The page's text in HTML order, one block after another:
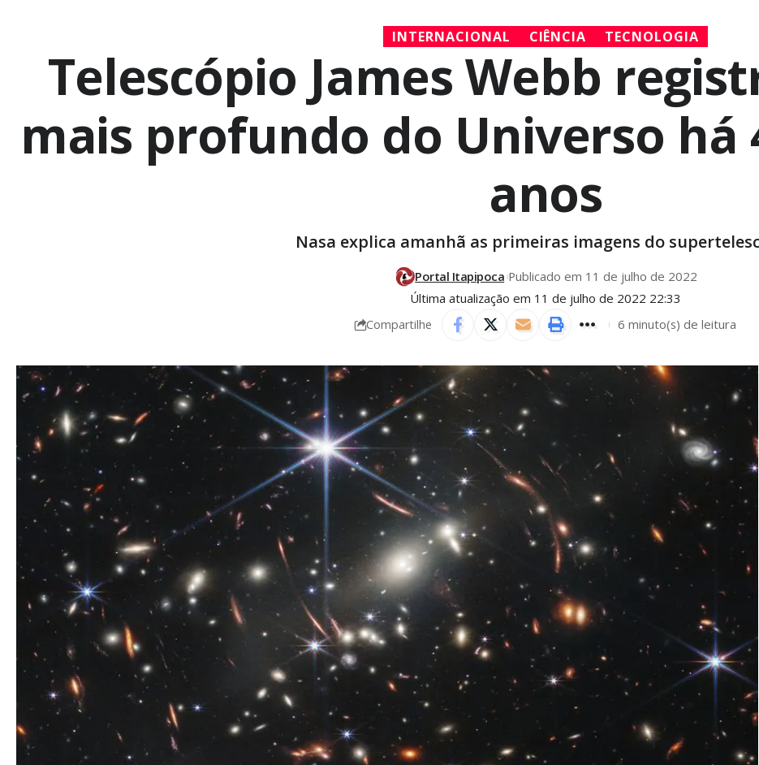
INTERNACIONAL CIÊNCIA TECNOLOGIA
Telescópio James Webb
mais profundo do Universo há
anos
Nasa explica amanhã as primeiras imagens do
Última atualização em 11 de julho de 2022 22:33
Portal Itapipoca Publicado em 11 de julho de 2022
Compartilhe 6 minuto(s) de leitura